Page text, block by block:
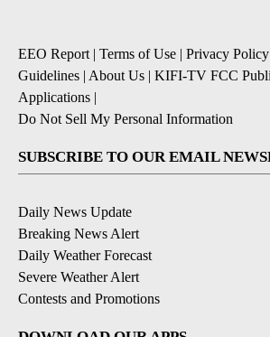
EEO Report | Terms of Use | Privacy Policy
Guidelines | About Us | KIFI-TV FCC
Applications |
Do Not Sell My Personal Information
SUBSCRIBE TO OUR EMAIL
Daily News Update
Breaking News Alert
Daily Weather Forecast
Severe Weather Alert
Contests and Promotions